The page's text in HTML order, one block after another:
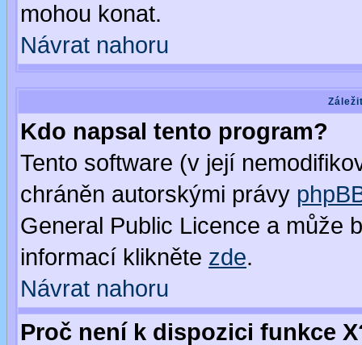
mohou konat.
Návrat nahoru
Kdo napsal tento program?
Tento software (v její
chráněn autorskými právy
General Public Licence a může
informací klikněte zde.
Návrat nahoru
Proč není k dispozici funkce